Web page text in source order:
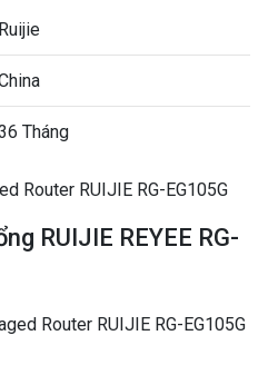
Ruijie
Tháng
Router RUIJIE RG-EG105G
RUIJIE REYEE RG-